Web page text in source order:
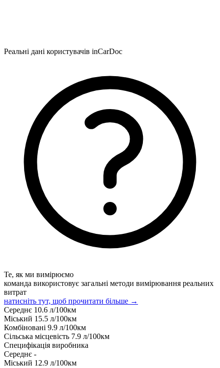
Реальні дані користувачів inCarDoc
Те, як ми вимірюємо
команда використовує загальні методи вимірювання реальних
витрат
натисніть тут, щоб прочитати більше →
Середнє 10.6 л/100км
Міський 15.5 л/100км
Комбіновані 9.9 л/100км
Сільська місцевість 7.9 л/100км
Специфікація виробника
Середнє -
Міський 12.9 л/100км